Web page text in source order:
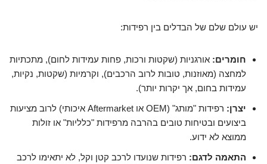
יש עולם שלם של הבדלים בין רפידות:
חומרים: אורגניות (שקטות ורכות, פחות עמידות לחום), מתכתיות
למחצה (מאוזנות, טובות לרוב הרכבים), וקרמיות (שקטות, נקיות,
עמידות בחום, אך יקרות יותר).
יצרן:
רפידות "מותג" (OEM או Aftermarket איכותי) לרוב מציעות
ביצועים ובטיחות טובים בהרבה מרפידות "כלליות" או זולות
ממוצא לא ידוע.
התאמה לדגם: רפידות שנועדו לרכב קטן וקל, לא יתאימו לרכב